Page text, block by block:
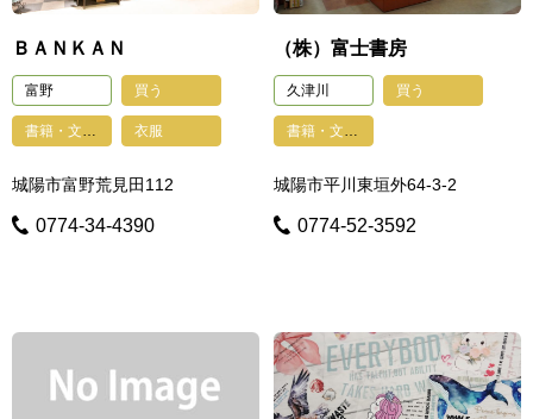
ＢＡＮＫＡＮ
富野 買う
書籍・文具・雑貨・おもちゃ・手芸 衣服
城陽市富野荒見田112
0774-34-4390
（株）富士書房
久津川 買う
書籍・文具・雑貨・おもちゃ・手芸
城陽市平川東垣外64-3-2
0774-52-3592